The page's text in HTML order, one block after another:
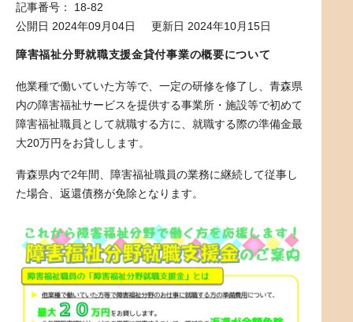
記事番号： 18-82
公開日 2024年09月04日
更新日 2024年10月15日
障害福祉分野就職支援金貸付事業の概要について
他業種で働いていた方等で、一定の研修を修了し、青森県
内の障害福祉サービスを提供する事業所・施設等で初めて
障害福祉職員として就職する方に、就職する際の準備金最
大20万円をお貸しします。
青森県内で2年間、障害福祉職員の業務に継続して従事し
た場合、返還債務が免除となります。